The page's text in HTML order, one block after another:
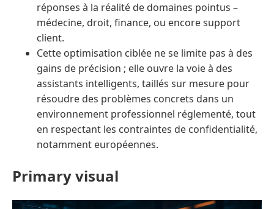
réponses à la réalité de domaines pointus –
médecine, droit, finance, ou encore support
client.
Cette optimisation ciblée ne se limite pas à des
gains de précision ; elle ouvre la voie à des
assistants intelligents, taillés sur mesure pour
résoudre des problèmes concrets dans un
environnement professionnel réglementé, tout
en respectant les contraintes de confidentialité,
notamment européennes.
Primary visual